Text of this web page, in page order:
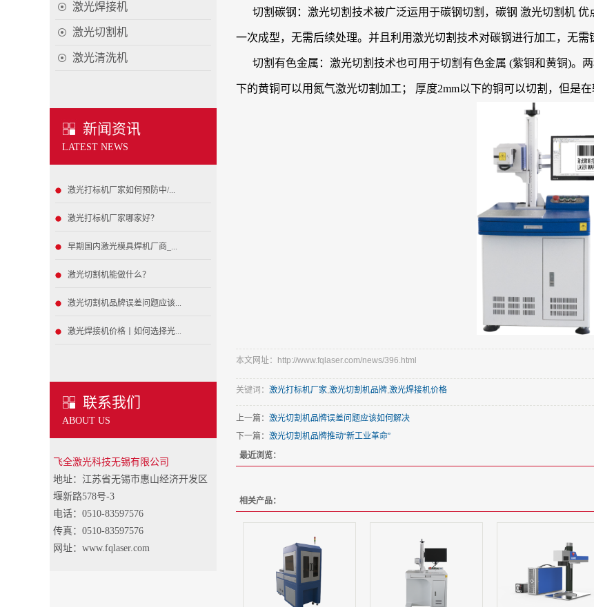
激光焊接机
激光切割机
激光清洗机
新闻资讯
LATEST NEWS
激光打标机厂家如何预防中/...
激光打标机厂家哪家好？
早期国内激光模具焊机厂商_...
激光切割机能做什么？
激光切割机品牌误差问题应该...
激光焊接机价格丨如何选择光...
联系我们
ABOUT US
飞全激光科技无锡有限公司
地址：江苏省无锡市惠山经济开发区
堰新路578号-3
电话：0510-83597576
传真：0510-83597576
网址：www.fqlaser.com
切割碳钢：激光切割技术被广泛运用于碳钢切割，碳钢 激光切割机
一次成型，无需后续处理。并且利用激光切割技术对碳钢进行加工，无需
切割有色金属：激光切割技术也可用于切割有色金属 (紫铜和黄铜)。
下的黄铜可以用氮气激光切割加工； 厚度2mm以下的铜可以切割，但是
本文网址：http://www.fqlaser.com/news/396.html
关键词： 激光打标机厂家,激光切割机品牌,激光焊接机价格
上一篇： 激光切割机品牌误差问题应该如何解决
下一篇： 激光切割机品牌推动“新工业革命”
最近浏览：
相关产品：